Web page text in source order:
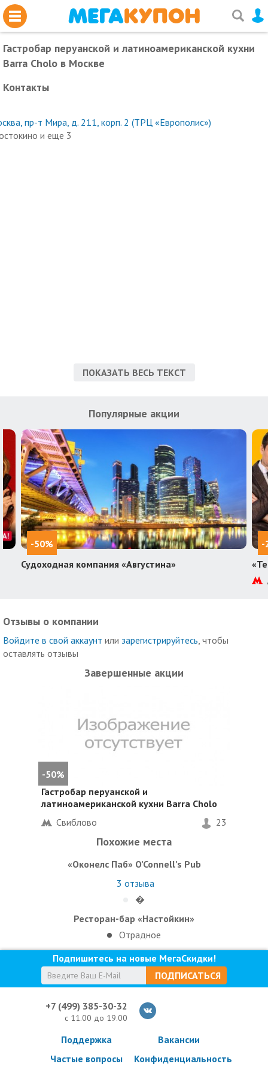
Гастробар перуанской и латиноамериканской кухни
Barra Cholo в Москве
Контакты
пр-т Мира, д. 211, корп. 2 (ТРЦ «Европолис»)
и еще 3
ПОКАЗАТЬ ВЕСЬ ТЕКСТ
Популярные акции
-50%
Судоходная компания «Августина»
-
Отзывы о компании
Войдите в свой аккаунт или зарегистрируйтесь , чтобы
оставлять отзывы
Завершенные акции
-50%
Гастробар перуанской и
латиноамериканской кухни Barra Cholo
Свиблово
23
Похожие места
«Оконелс Паб» O’Connell’s Pub
3 отзыва
�
Ресторан-бар «Настойкин»
Отрадное
Подпишитесь на новые МегаСкидки!
ПОДПИСАТЬСЯ
+7 (499) 385-30-32
с 11.00 до 19.00
Поддержка
Частые вопросы
Вакансии
Конфиденциальность